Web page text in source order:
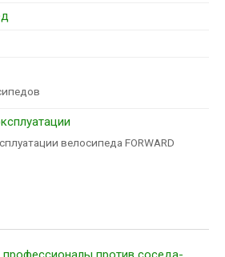
велосипеда FORWARD